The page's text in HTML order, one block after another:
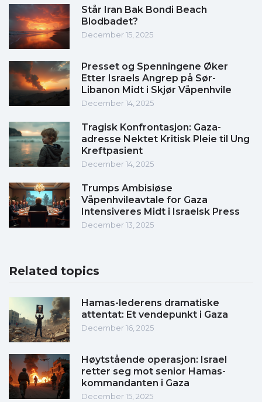
Står Iran Bak Bondi Beach
Blodbadet?
December 15, 2025
Presset og Spenningene Øker
Etter Israels Angrep på Sør-
Libanon Midt i Skjør Våpenhvile
December 14, 2025
Tragisk Konfrontasjon: Gaza-
adresse Nektet Kritisk Pleie til Ung
Kreftpasient
December 14, 2025
Trumps Ambisiøse
Våpenhvileavtale for Gaza
Intensiveres Midt i Israelsk Press
December 13, 2025
Related topics
Hamas-lederens dramatiske
attentat: Et vendepunkt i Gaza
December 16, 2025
Høytstående operasjon: Israel
retter seg mot senior Hamas-
kommandanten i Gaza
December 15, 2025